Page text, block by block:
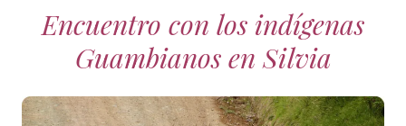
Encuentro con los indígenas
Guambianos en Silvia